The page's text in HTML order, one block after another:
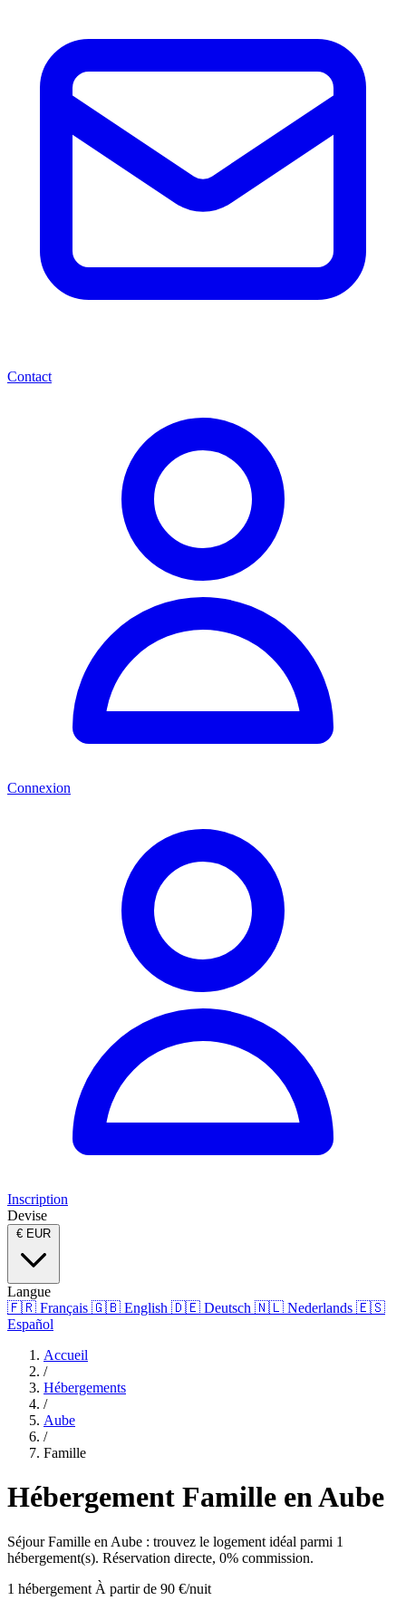
Contact
Connexion
Inscription
Devise
€ EUR
Langue
🇫🇷 Français 🇬🇧 English 🇩🇪 Deutsch 🇳🇱 Nederlands 🇪🇸
Español
Accueil
/
Hébergements
/
Aube
/
Famille
Hébergement Famille en Aube
Séjour Famille en Aube : trouvez le logement idéal parmi 1
hébergement(s). Réservation directe, 0% commission.
1 hébergement À partir de 90 €/nuit